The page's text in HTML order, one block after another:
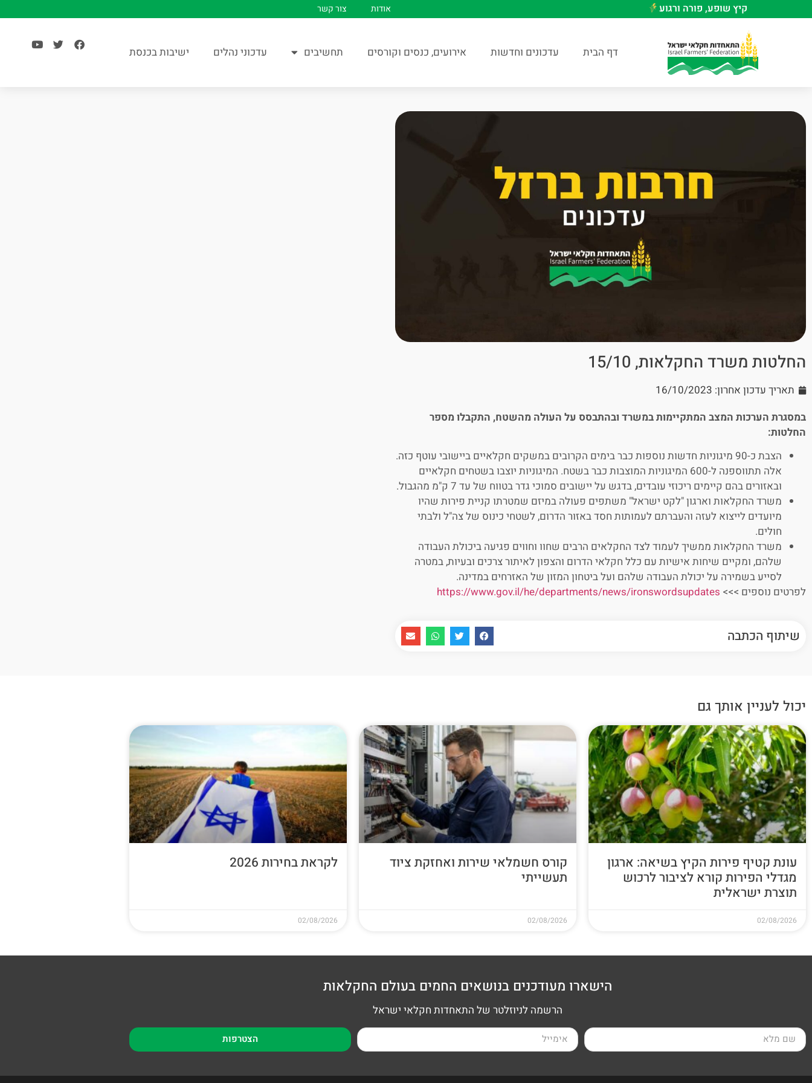
קיץ שופע, פורה ורגוע אודות צור קשר
דף הבית עדכונים וחדשות אירועים, כנסים וקורסים תחשיבים עדכוני נהלים ישיבות בכנסת
החלטות משרד החקלאות, 15/10
תאריך עדכון אחרון: 16/10/2023
במסגרת הערכות המצב המתקיימות במשרד ובהתבסס על העולה מהשטח, התקבלו מספר
החלטות:
הצבת כ-90 מיגוניות חדשות נוספות כבר בימים הקרובים במשקים חקלאיים ביישובי עוטף כזה.
אלה תתווספנה ל-600 המיגוניות המוצבות כבר בשטח. המיגוניות יוצבו בשטחים חקלאיים
ובאזורים בהם קיימים ריכוזי עובדים, בדגש על יישובים סמוכי גדר בטווח של עד 7 ק"מ מהגבול.
משרד החקלאות וארגון "לקט ישראל" משתפים פעולה במיזם שמטרתו קניית פירות שהיו
מיועדים לייצוא לעזה והעברתם לעמותות חסד באזור הדרום, לשטחי כינוס של צה"ל ולבתי
חולים.
משרד החקלאות ממשיך לעמוד לצד החקלאים הרבים שחוו וחווים פגיעה ביכולת העבודה
שלהם, ומקיים שיחות אישיות עם כלל חקלאי הדרום והצפון לאיתור צרכים ובעיות, במטרה
לסייע בשמירה על יכולת העבודה שלהם ועל ביטחון המזון של האזרחים במדינה.
לפרטים נוספים >>> https://www.gov.il/he/departments/news/ironswordsupdates
שיתוף הכתבה
יכול לעניין אותך גם
עונת קטיף פירות הקיץ בשיאה: ארגון
מגדלי הפירות קורא לציבור לרכוש
תוצרת ישראלית
02/08/2026
קורס חשמלאי שירות ואחזקת ציוד
תעשייתי
02/08/2026
לקראת בחירות 2026
02/08/2026
הישארו מעודכנים בנושאים החמים בעולם החקלאות
הרשמה לניוזלטר של התאחדות חקלאי ישראל
הצטרפות